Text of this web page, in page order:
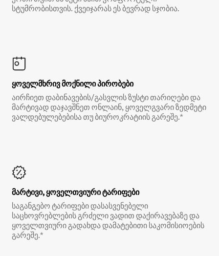
სტუმრობისთვის. ქვეიჯარას ეს ბევრად სჯობია.
ყოველმხრივ მოქნილი პირობები
აირჩიეთ დაბინავების/გასვლის ზუსტი თარიღები და
მარტივად დაჯავშნეთ ონლაინ, ყოველგვარი ზედმეტი
ვალდებულებებისა თუ ბიუროკრატიის გარეშე.*
მარტივი, ყოველთვიური ტარიფები
საგანგებო ტარიფები დასასვენებელი
საცხოვრებლების გრძელი ვადით დაქირავებაზე და
ყოველთვიური გადახდა დამატებითი საკომისიოების
გარეშე.*